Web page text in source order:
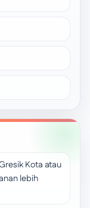
Kota atau
lebih